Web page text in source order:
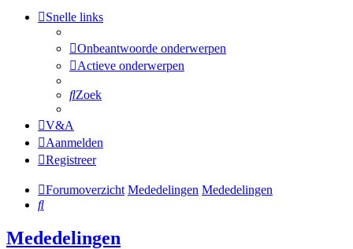
Snelle links
Onbeantwoorde onderwerpen
Actieve onderwerpen
Zoek
V&A
Aanmelden
Registreer
Forumoverzicht Mededelingen Mededelingen
Zoek
Mededelingen